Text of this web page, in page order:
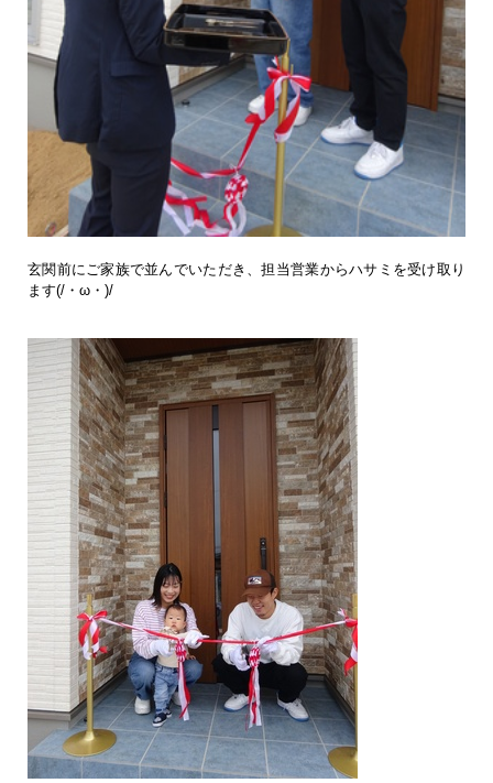
玄関前にご家族で並んでいただき、担当営業からハサミを受け取り
ます(/・ω・)/